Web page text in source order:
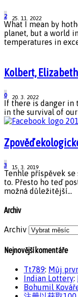
25. 11. 2022
2
What I mean by
planet, but a world
temperatures in
Kolbert,
20. 3. 2022
0
If there is danger in
in the survival of
Zpověď
15. 3. 2019
3
Tenhle příspěvek
to. Přesto ho teď
možná důležitější...
Archiv
Archiv
Nejnovější komentáře
Tt789: Můj
Indian Lottery:
Bohumil